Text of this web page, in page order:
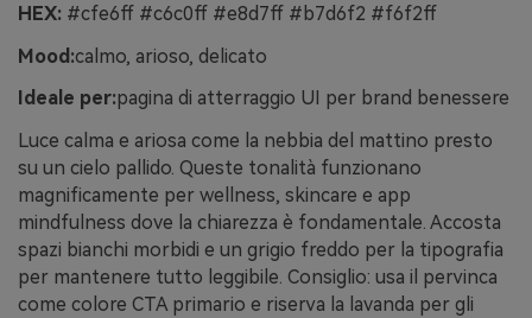
HEX: #cfe6ff #c6c0ff #e8d7ff #b7d6f2 #f6f2ff
Mood:calmo, arioso, delicato
Ideale per:pagina di atterraggio UI per brand benessere
Luce calma e ariosa come la nebbia del mattino presto
su un cielo pallido. Queste tonalità funzionano
magnificamente per wellness, skincare e app
mindfulness dove la chiarezza è fondamentale. Accosta
spazi bianchi morbidi e un grigio freddo per la tipografia
per mantenere tutto leggibile. Consiglio: usa il pervinca
come colore CTA primario e riserva la lavanda per gli